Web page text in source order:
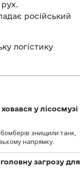
російський
логістику
у лісосмузі
бомберів знищили танк,
напрямку.
загрозу для